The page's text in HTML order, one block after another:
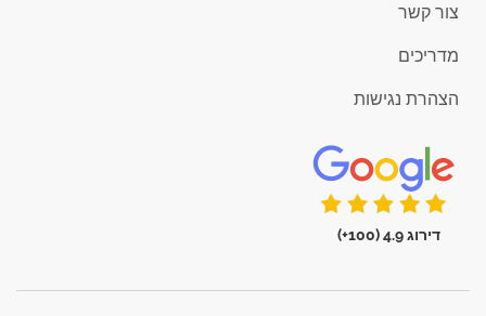
צור קשר
מדריכים
הצהרת נגישות
דירוג 4.9 (100+)